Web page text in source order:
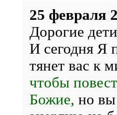
25 февраля
Дорогие
И сегодня Я
тянет вас к
чтобы
Божие, но вы